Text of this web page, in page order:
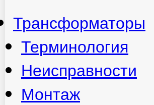
Трансформаторы
Терминология
Неисправности
Монтаж